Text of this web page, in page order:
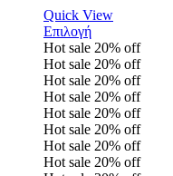
Quick View
Επιλογή
Hot sale 20% off
Hot sale 20% off
Hot sale 20% off
Hot sale 20% off
Hot sale 20% off
Hot sale 20% off
Hot sale 20% off
Hot sale 20% off